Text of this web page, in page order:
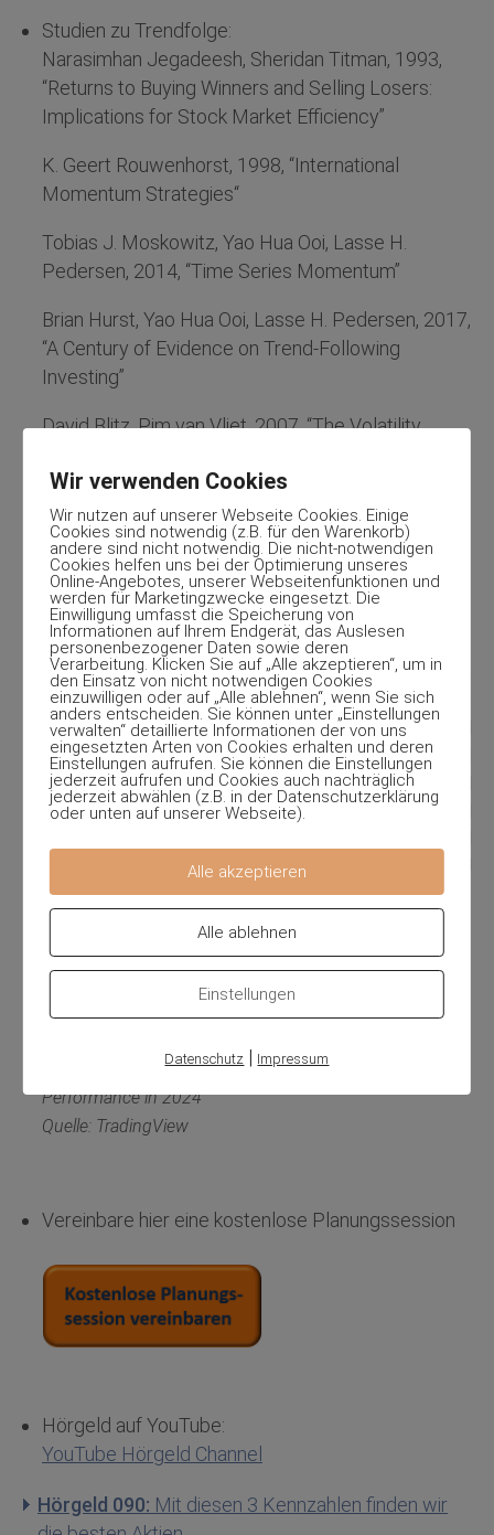
Studien zu Trendfolge:
Narasimhan Jegadeesh, Sheridan Titman, 1993,
“Returns to Buying Winners and Selling Losers:
Implications for Stock Market Efficiency”
K. Geert Rouwenhorst, 1998, “International
Momentum Strategies“
Tobias J. Moskowitz, Yao Hua Ooi, Lasse H.
Pedersen, 2014, “Time Series Momentum”
Brian Hurst, Yao Hua Ooi, Lasse H. Pedersen, 2017,
“A Century of Evidence on Trend-Following
Investing”
David Blitz, Pim van Vliet, 2007, “The Volatility
Stocks Outperform within All Observable Markets
of the World”
Hendrik Bessembinder, 2020, “Wealth Creation in
the U.S. Public Stock Markets 1926 to 2019”
Top 10 Trendfolger Anfang 2024
Performance in 2024
Quelle: TradingView
Vereinbare hier eine kostenlose Planungssession
Hörgeld auf YouTube:
YouTube Hörgeld Channel
Hörgeld 090: Mit diesen 3 Kennzahlen finden wir
Wir verwenden Cookies
Wir nutzen auf unserer Webseite Cookies. Einige
Cookies sind notwendig (z.B. für den Warenkorb)
andere sind nicht notwendig. Die nicht-notwendigen
Cookies helfen uns bei der Optimierung unseres
Online-Angebotes, unserer Webseitenfunktionen und
werden für Marketingzwecke eingesetzt. Die
Einwilligung umfasst die Speicherung von
Informationen auf Ihrem Endgerät, das Auslesen
personenbezogener Daten sowie deren
Verarbeitung. Klicken Sie auf „Alle akzeptieren“, um in
den Einsatz von nicht notwendigen Cookies
einzuwilligen oder auf „Alle ablehnen“, wenn Sie sich
anders entscheiden. Sie können unter „Einstellungen
verwalten“ detaillierte Informationen der von uns
eingesetzten Arten von Cookies erhalten und deren
Einstellungen aufrufen. Sie können die Einstellungen
jederzeit aufrufen und Cookies auch nachträglich
jederzeit abwählen (z.B. in der Datenschutzerklärung
oder unten auf unserer Webseite).
Alle akzeptieren
Alle ablehnen
Einstellungen
Datenschutz | Impressum